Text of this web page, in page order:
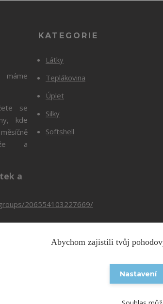
máme
se
kde
a
a
206554103227669/
KATEGORIE
Látky
Teplákovina
Úplet
Silky
Softshell
Copyright ©
Vytvořeno na
Abychom zajistili tvůj
Nastavení